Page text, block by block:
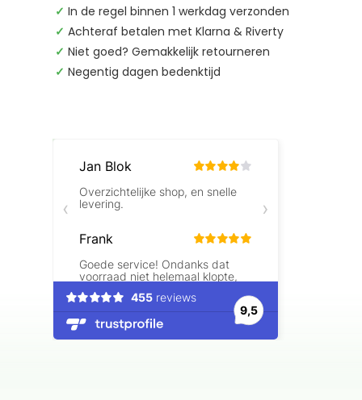
✓ In de regel binnen 1 werkdag verzonden
✓ Achteraf betalen met Klarna & Riverty
✓ Niet goed? Gemakkelijk retourneren
✓ Negentig dagen bedenktijd